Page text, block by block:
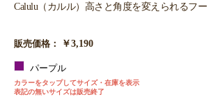
Calulu（カルル）高さと角度を変えられるフ
販売価格： ￥3,190
パープル
カラーをタップしてサイズ・在庫を表示
表記の無いサイズは販売終了